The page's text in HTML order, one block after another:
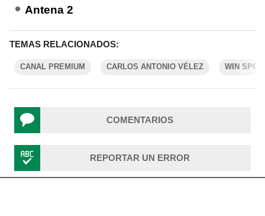
Antena 2
TEMAS RELACIONADOS:
CANAL PREMIUM CARLOS ANTONIO VÉLEZ WIN
COMENTARIOS
REPORTAR UN ERROR